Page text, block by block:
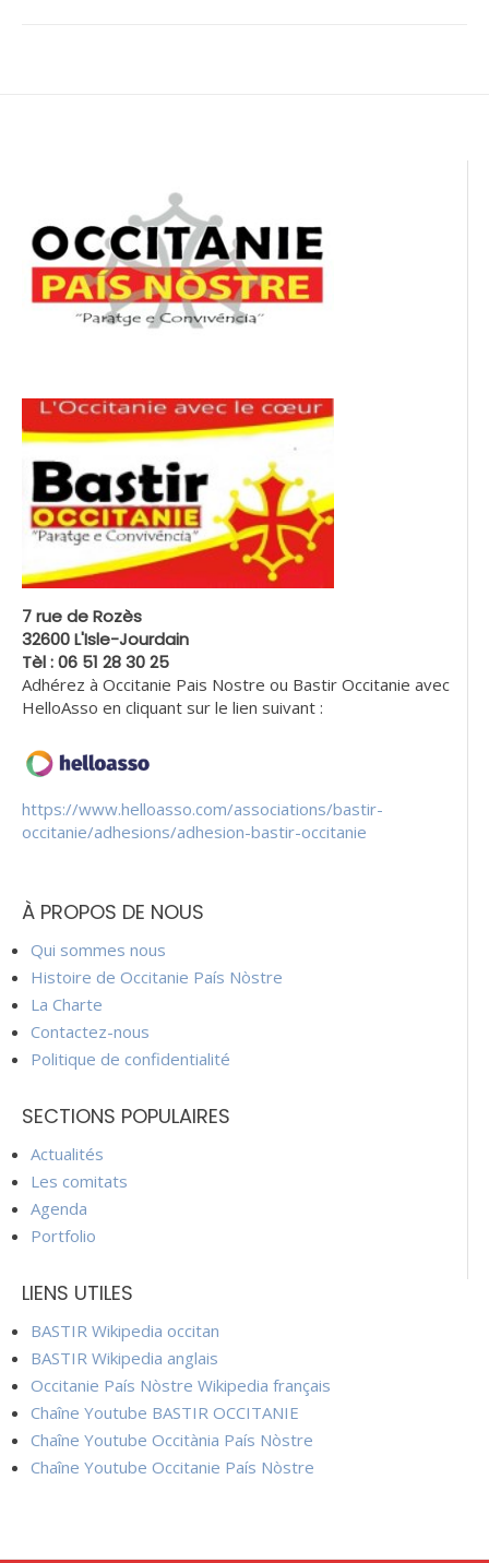
7 rue de Rozès
32600 L'Isle-Jourdain
Tèl : 06 51 28 30 25
Adhérez à Occitanie Pais Nostre ou Bastir Occitanie avec
HelloAsso en cliquant sur le lien suivant :
https://www.helloasso.com/associations/bastir-
occitanie/adhesions/adhesion-bastir-occitanie
À PROPOS DE NOUS
Qui sommes nous
Histoire de Occitanie País Nòstre
La Charte
Contactez-nous
Politique de confidentialité
SECTIONS POPULAIRES
Actualités
Les comitats
Agenda
Portfolio
LIENS UTILES
BASTIR Wikipedia occitan
BASTIR Wikipedia anglais
Occitanie País Nòstre Wikipedia français
Chaîne Youtube BASTIR OCCITANIE
Chaîne Youtube Occitània País Nòstre
Chaîne Youtube Occitanie País Nòstre